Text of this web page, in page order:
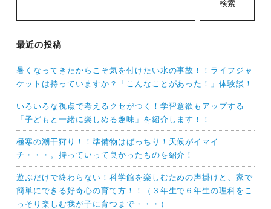
検索
最近の投稿
暑くなってきたからこそ気を付けたい水の事故！！ライフジャ
ケットは持っていますか？「こんなことがあった！」体験談！
いろいろな視点で考えるクセがつく！学習意欲もアップする
「子どもと一緒に楽しめる趣味」を紹介します！！
極寒の潮干狩り！！準備物はばっちり！天候がイマイ
チ・・・。持っていって良かったものを紹介！
遊ぶだけで終わらない！科学館を楽しむための声掛けと、家で
簡単にできる好奇心の育て方！！（３年生で６年生の理科をこ
っそり楽しむ我が子に育つまで・・・）